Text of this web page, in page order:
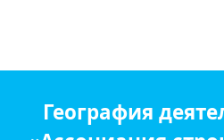
География